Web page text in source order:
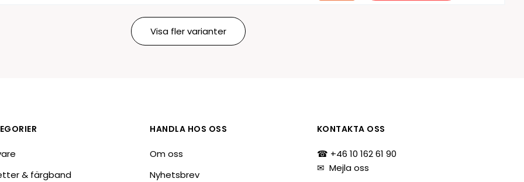
Visa fler varianter
& färgband
HANDLA HOS OSS
Om oss
Nyhetsbrev
KONTAKTA OSS
☎ +46 10 162 61 90
✉ Mejla oss